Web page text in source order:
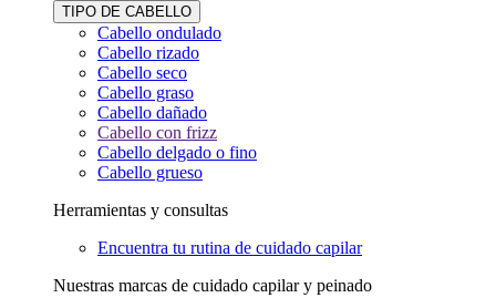
TIPO DE CABELLO
Cabello ondulado
Cabello rizado
Cabello seco
Cabello graso
Cabello dañado
Cabello con frizz
Cabello delgado o fino
Cabello grueso
Herramientas y consultas
Encuentra tu rutina de cuidado capilar
Nuestras marcas de cuidado capilar y peinado